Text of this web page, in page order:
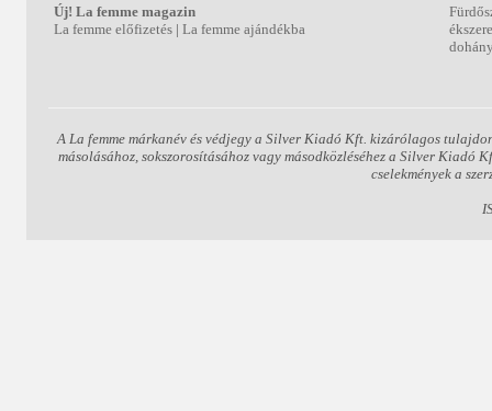
Új! La femme magazin
La femme előfizetés | La femme ajándékba
A La femme márkanév és védjegy a Silver Kiadó Kft. kizárólagos
másolásához, sokszorosításához vagy másodközléséhez a Silver
cselekmények a